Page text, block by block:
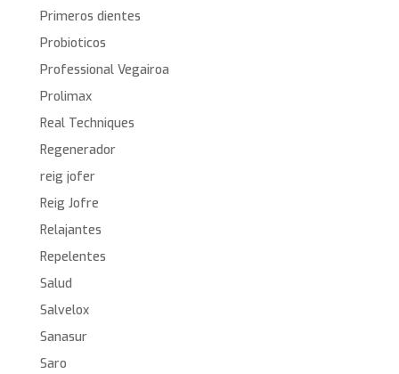
Primeros dientes
Probioticos
Professional Vegairoa
Prolimax
Real Techniques
Regenerador
reig jofer
Reig Jofre
Relajantes
Repelentes
Salud
Salvelox
Sanasur
Saro